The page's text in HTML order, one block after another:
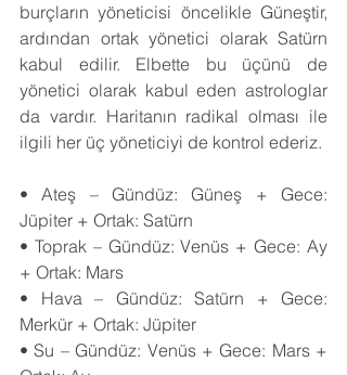
burçların yöneticisi öncelikle Güneştir,
ardından ortak yönetici olarak Satürn
kabul edilir. Elbette bu üçünü de
yönetici olarak kabul eden astrologlar
da vardır. Haritanın radikal olması ile
ilgili her üç yöneticiyi de kontrol ederiz.
• Ateş – Gündüz: Güneş + Gece:
Jüpiter + Ortak: Satürn
• Toprak – Gündüz: Venüs + Gece: Ay
+ Ortak: Mars
• Hava – Gündüz: Satürn + Gece:
Merkür + Ortak: Jüpiter
• Su – Gündüz: Venüs + Gece: Mars +